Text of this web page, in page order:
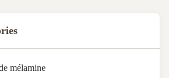
mélamine